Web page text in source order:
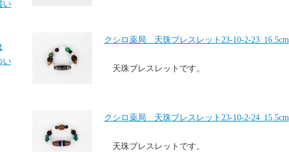
クシロ薬局 天珠ブレスレット23-10-2-23_16.5cm
天珠ブレスレットです。
クシロ薬局 天珠ブレスレット23-10-2-24_15.5cm
天珠ブレスレットです。